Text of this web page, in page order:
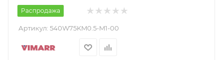
Распродажа
Артикул: 540W75KM0.5-M1-00